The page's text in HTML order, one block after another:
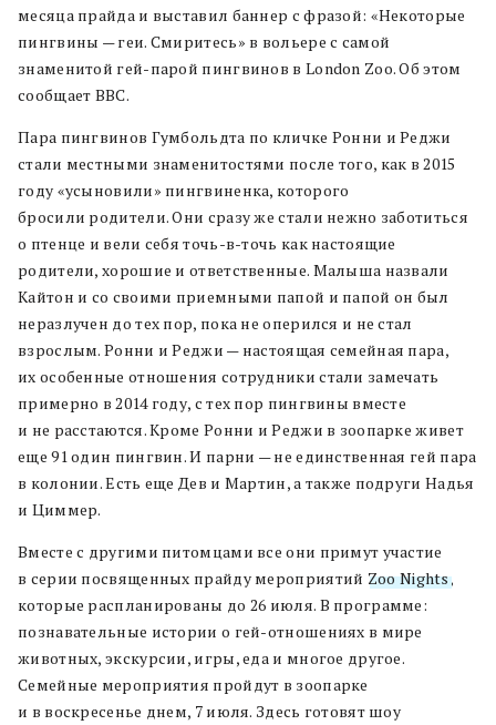
месяца прайда и выставил баннер с фразой: «Некоторые
пингвины — геи. Смиритесь» в вольере с самой
знаменитой гей-парой пингвинов в London Zoo. Об этом
сообщает BBC.
Пара пингвинов Гумбольдта по кличке Ронни и Реджи
стали местными знаменитостями после того, как в 2015
году «усыновили» пингвиненка, которого
бросили родители. Они сразу же стали нежно заботиться
о птенце и вели себя точь-в-точь как настоящие
родители, хорошие и ответственные. Малыша назвали
Кайтон и со своими приемными папой и папой он был
неразлучен до тех пор, пока не оперился и не стал
взрослым. Ронни и Реджи — настоящая семейная пара,
их особенные отношения сотрудники стали замечать
примерно в 2014 году, с тех пор пингвины вместе
и не расстаются. Кроме Ронни и Реджи в зоопарке живет
еще 91 один пингвин. И парни — не единственная гей пара
в колонии. Есть еще Дев и Мартин, а также подруги Надья
и Циммер.
Вместе с другими питомцами все они примут участие
в серии посвященных прайду мероприятий Zoo Nights,
которые распланированы до 26 июля. В программе:
познавательные истории о гей-отношениях в мире
животных, экскурсии, игры, еда и многое другое.
Семейные мероприятия пройдут в зоопарке
и в воскресенье днем, 7 июля. Здесь готовят шоу